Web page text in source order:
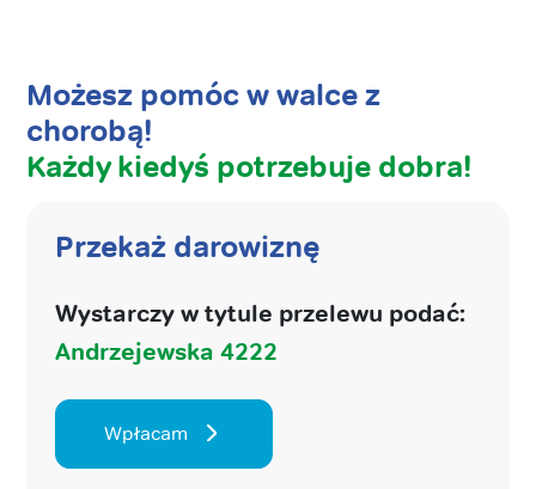
Możesz pomóc w walce z
chorobą!
Każdy kiedyś potrzebuje dobra!
Przekaż darowiznę
Wystarczy w tytule przelewu podać:
Andrzejewska 4222
Wpłacam